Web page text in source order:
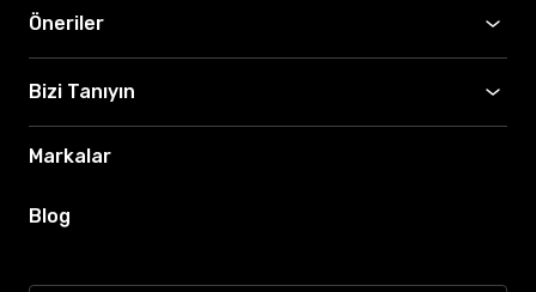
Öneriler
Bizi Tanıyın
Markalar
Blog